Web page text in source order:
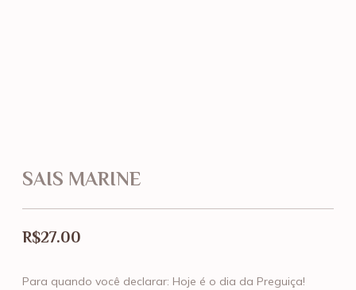
SAIS MARINE
R$27.00
Para quando você declarar: Hoje é o dia da Preguiça!